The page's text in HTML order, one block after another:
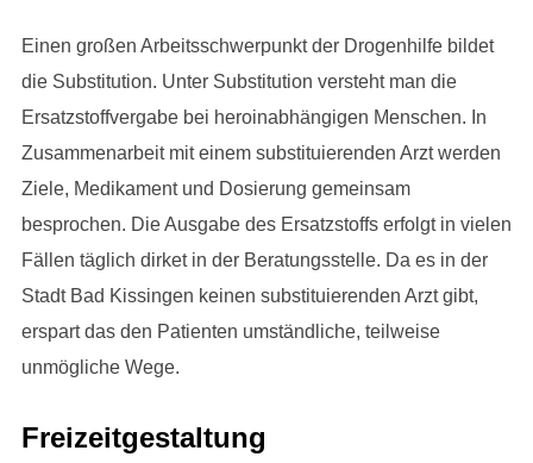
Einen großen Arbeitsschwerpunkt der Drogenhilfe bildet
die Substitution. Unter Substitution versteht man die
Ersatzstoffvergabe bei heroinabhängigen Menschen. In
Zusammenarbeit mit einem substituierenden Arzt werden
Ziele, Medikament und Dosierung gemeinsam
besprochen. Die Ausgabe des Ersatzstoffs erfolgt in vielen
Fällen täglich dirket in der Beratungsstelle. Da es in der
Stadt Bad Kissingen keinen substituierenden Arzt gibt,
erspart das den Patienten umständliche, teilweise
unmögliche Wege.
Freizeitgestaltung